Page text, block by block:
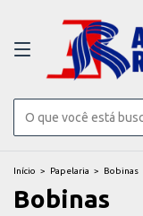
Início > Papelaria > Bobinas
Bobinas